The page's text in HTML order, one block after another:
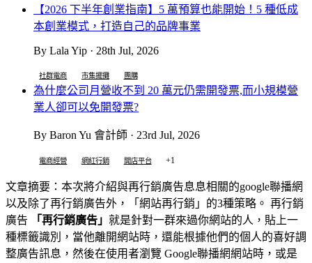
【2026 下半年創業指南】5 萬預算也能開始！5 種低成
本創業模式，打造自己的品牌事業
By Lala Yip · 28th Jul, 2026
社群電商 市集擺攤 團購
為什麼公司月營收不到 20 萬元仍需開發票,而小規模營
業人卻可以免開發票?
By Baron Yu 會計師 · 23rd Jul, 2026
電商經營 網紅行銷 開店平台 +1
文章摘要：本次將介紹與再行銷廣告息息相關的google聯播網
以及除了再行銷廣告外，「網站再行銷」的3種策略。 再行銷
廣告
「再行銷廣告」 就是針對一群來過你網站的人，貼上一
種標籤識別，當他離開網站時，還能根據他們的個人的喜好調
整廣告訊息，然後在使用者瀏覽 Google聯播網網站時，或是